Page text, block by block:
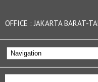
OFFICE : JAKARTA BARAT-